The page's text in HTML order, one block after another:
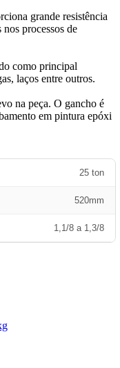
grande resistência
processos de
como principal
laços entre outros.
na peça. O gancho é
em pintura epóxi
25 ton
520mm
1,1/8 a 1,3/8